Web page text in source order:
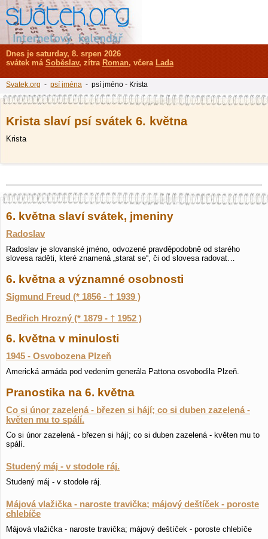
Krista slaví psí svátek 6. května
Krista
6. května slaví svátek, jmeniny
Radoslav
Radoslav je slovanské jméno, odvozené pravděpodobně od starého
slovesa raděti, které znamená „starat se“, či od slovesa radovat…
6. května a významné osobnosti
Sigmund Freud (* 1856 - † 1939 )
Bedřich Hrozný (* 1879 - † 1952 )
6. května v minulosti
1945 - Osvobozena Plzeň
Americká armáda pod vedením generála Pattona osvobodila Plzeň.
Pranostika na 6. května
Co si únor zazelená - březen si hájí; co si duben zazelená -
květen mu to spálí.
Co si únor zazelená - březen si hájí; co si duben zazelená - květen mu to
spálí.
Studený máj - v stodole ráj.
Studený máj - v stodole ráj.
Májová vlažička - naroste travička; májový deštíček - poroste
chlebíče
Májová vlažička - naroste travička; májový deštíček - poroste chlebíče
Dnes je saturday, 8. srpen 2026
svátek má Soběslav, zítra Roman, včera Lada
Svatek.org - psí jména - psí jméno - Krista